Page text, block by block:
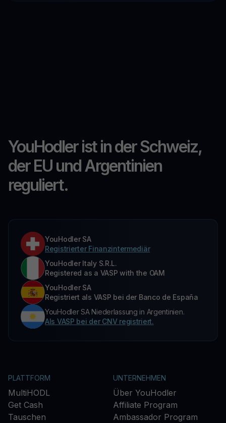
YouHodler ist in der Schweiz,
der EU und Argentinien
reguliert.
YouHodler SA
Registrierter Finanzintermediär
YouHodler Italy S.R.L.
Registered as a VASP with the OAM
YouHodler SA
Registriert als VASP bei der Banco de España
YouHodler SA Niederlassung in Argentinien.
Als VASP bei der CNV registriert.
PLATTFORM
MultiHODL
Get Cash
Tauschen
UNTERNEHMEN
Über YouHodler
Affiliate Program
Ambassador Program